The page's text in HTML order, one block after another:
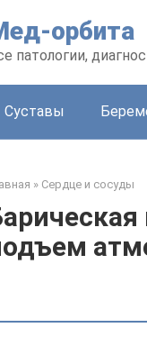
орбита
патологии,
Суставы
» Сердце и сосуды